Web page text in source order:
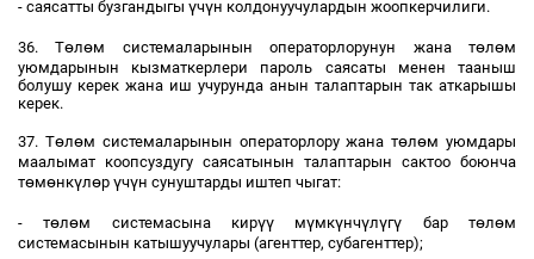
- саясатты бузгандыгы үчүн колдонуучулардын жоопкерчилиги.
36. Төлөм системаларынын операторлорунун жана төлөм
уюмдарынын кызматкерлери пароль саясаты менен тааныш
болушу керек жана иш учурунда анын талаптарын так аткарышы
керек.
37. Төлөм системаларынын операторлору жана төлөм уюмдары
маалымат коопсуздугу саясатынын талаптарын сактоо боюнча
төмөнкүлөр үчүн сунуштарды иштеп чыгат:
- төлөм системасына кирүү мүмкүнчүлүгү бар төлөм
системасынын катышуучулары (агенттер, субагенттер);